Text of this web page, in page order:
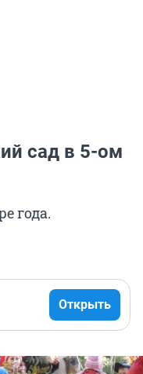
сад в 5-ом
года.
Открыть